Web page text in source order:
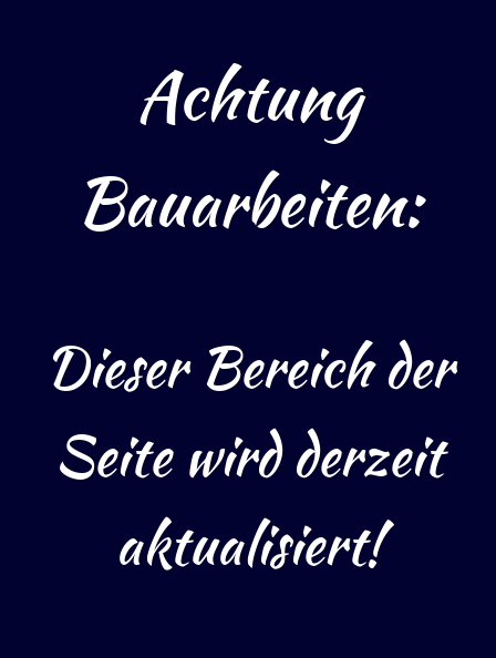
Achtung
Bauarbeiten:
Dieser Bereich der
Seite wird derzeit
aktualisiert!